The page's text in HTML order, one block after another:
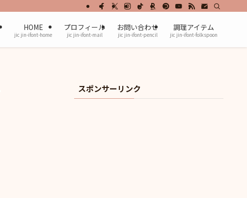
HOME
jic jin-ifont-home
プロフィール
jic jin-ifont-mail
お問い合わせ
jic jin-ifont-pencil
調理アイテム
jic jin-ifont-folkspoon
スポンサーリンク